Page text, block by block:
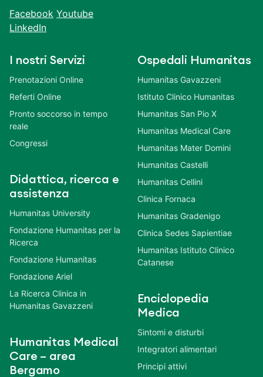
Facebook Youtube
LinkedIn
I nostri Servizi
Prenotazioni Online
Referti Online
Pronto soccorso in tempo
reale
Congressi
Didattica, ricerca e
assistenza
Humanitas University
Fondazione Humanitas per la
Ricerca
Fondazione Humanitas
Fondazione Ariel
La Ricerca Clinica in
Humanitas Gavazzeni
Humanitas Medical
Care – area
Bergamo
Ospedali Humanitas
Humanitas Gavazzeni
Istituto Clinico Humanitas
Humanitas San Pio X
Humanitas Medical Care
Humanitas Mater Domini
Humanitas Castelli
Humanitas Cellini
Clinica Fornaca
Humanitas Gradenigo
Clinica Sedes Sapientiae
Humanitas Istituto Clinico
Catanese
Enciclopedia
Medica
Sintomi e disturbi
Integratori alimentari
Principi attivi